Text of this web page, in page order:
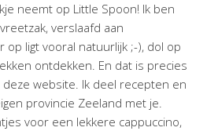
neemt op Little Spoon! Ik ben
verslaafd aan
op ligt vooral natuurlijk ;-), dol op
ontdekken. En dat is precies
website. Ik deel recepten en
provincie Zeeland met je.
voor een lekkere cappuccino,